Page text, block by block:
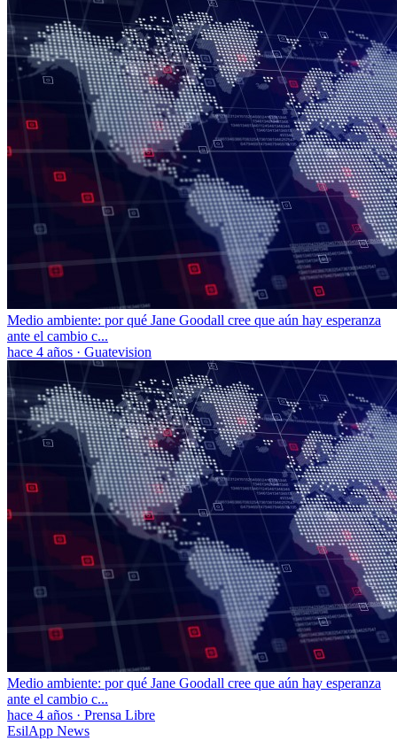
Medio ambiente: por qué Jane Goodall cree que aún hay esperanza
ante el cambio c...
hace 4 años · Guatevision
Medio ambiente: por qué Jane Goodall cree que aún hay esperanza
ante el cambio c...
hace 4 años · Prensa Libre
EsilApp News